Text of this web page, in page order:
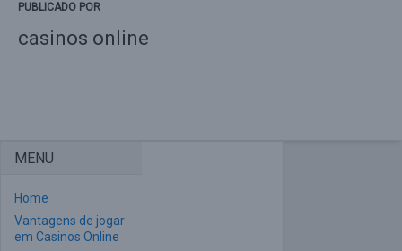
PUBLICADO POR
casinos online
MENU
Home
Vantagens de jogar
em Casinos Online